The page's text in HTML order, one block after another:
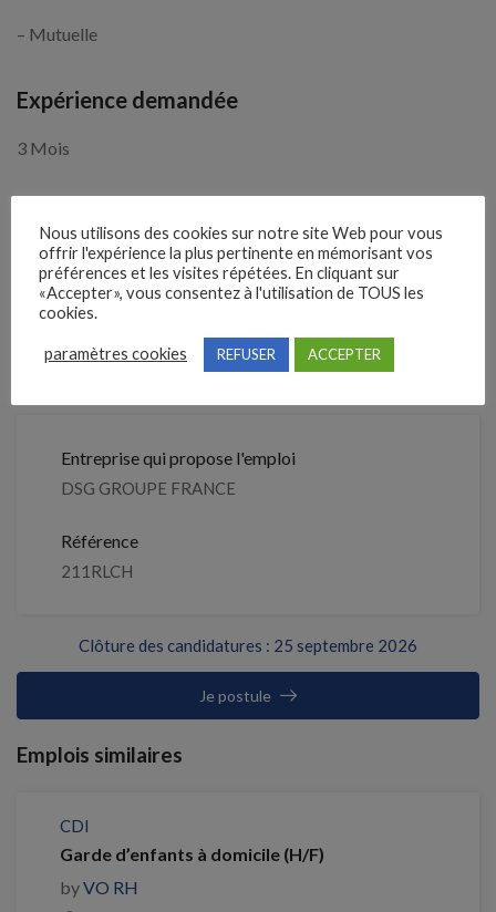
– Mutuelle
Expérience demandée
3 Mois
Il y a1 semaine
Clôture des candidatures : 25
septembre 2026
Je postule
Entreprise qui propose l'emploi
DSG GROUPE FRANCE
Référence
211RLCH
Clôture des candidatures : 25 septembre 2026
Je postule
Emplois similaires
CDI
Garde d’enfants à domicile (H/F)
byVO RH
Nous utilisons des cookies sur notre site Web pour vous
offrir l'expérience la plus pertinente en mémorisant vos
préférences et les visites répétées. En cliquant sur
«Accepter», vous consentez à l'utilisation de TOUS les
cookies.
paramètres cookies REFUSER ACCEPTER